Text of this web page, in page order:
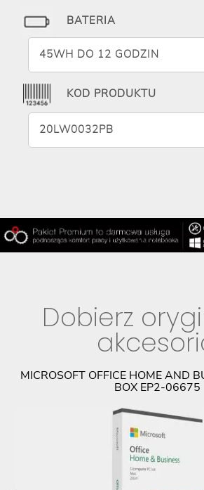
BATERIA
45WH DO 12 GODZIN
KOD PRODUKTU
20LW0032PB
Dobierz
MICROSOFT OFFICE HOME AND
BOX EP2-06675